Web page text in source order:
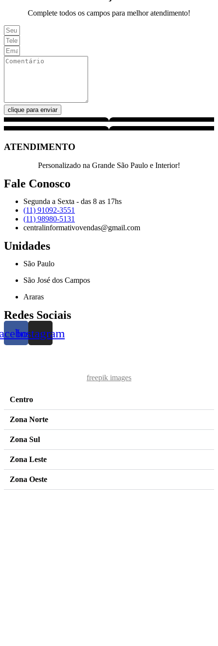
Complete todos os campos para melhor atendimento!
clique para enviar
ATENDIMENTO
Personalizado na Grande São Paulo e Interior!
Fale Conosco
Segunda a Sexta - das 8 as 17hs
(11) 91092-3551
(11) 98980-5131
centralinformativovendas@gmail.com
Unidades
São Paulo
São José dos Campos
Araras
Redes Sociais
Instagram
freepik images
Centro
Zona Norte
Zona Sul
Zona Leste
Zona Oeste